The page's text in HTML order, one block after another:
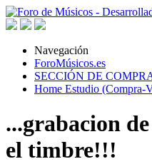
Navegación
ForoMúsicos.es
SECCIÓN DE
Home Estudio (Compra-
...grabacion
el timbre!!!